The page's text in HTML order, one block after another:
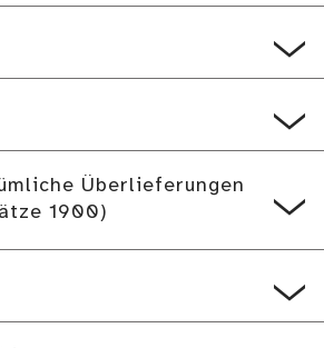
Überlieferungen
1900)